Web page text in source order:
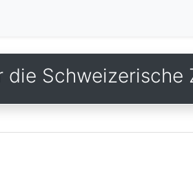
die Schweizerische